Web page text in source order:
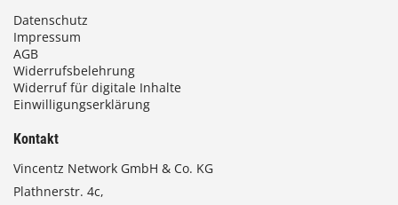
Datenschutz
Impressum
AGB
Widerrufsbelehrung
Widerruf für digitale Inhalte
Einwilligungserklärung
Kontakt
Vincentz Network GmbH & Co. KG
Plathnerstr. 4c,